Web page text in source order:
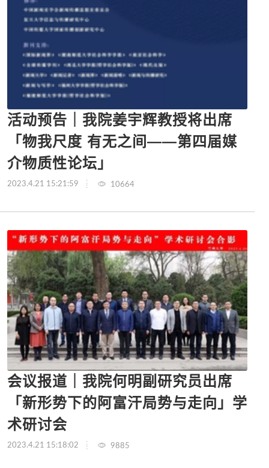
活动预告｜我院姜宇辉教授将出席
「物我尺度 有无之间——第四届媒
介物质性论坛」
2023.4.21 15:21:59 10664
会议报道｜我院何明副研究员出席
「新形势下的阿富汗局势与走向」学
术研讨会
2023.4.21 15:18:02 9885